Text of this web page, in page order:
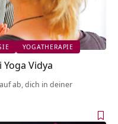
YOGATHERAPIE
Vidya
ab, dich in deiner